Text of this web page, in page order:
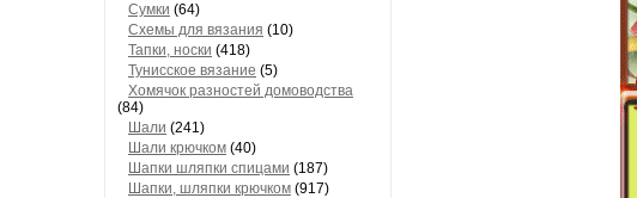
Сумки (64)
Схемы для вязания (10)
Тапки, носки (418)
Тунисское вязание (5)
Хомячок разностей домоводства
(84)
Шали (241)
Шали крючком (40)
Шапки шляпки спицами (187)
Шапки, шляпки крючком (917)